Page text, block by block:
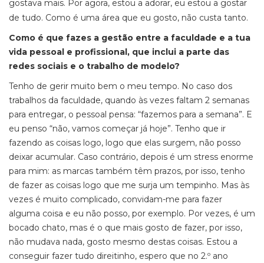
gostava mais. Por agora, estou a adorar, eu estou a gostar
de tudo. Como é uma área que eu gosto, não custa tanto.
Como é que fazes a gestão entre a faculdade e a tua
vida pessoal e profissional, que inclui a parte das
redes sociais e o trabalho de modelo?
Tenho de gerir muito bem o meu tempo. No caso dos
trabalhos da faculdade, quando às vezes faltam 2 semanas
para entregar, o pessoal pensa: “fazemos para a semana”. E
eu penso “não, vamos começar já hoje”. Tenho que ir
fazendo as coisas logo, logo que elas surgem, não posso
deixar acumular. Caso contrário, depois é um stress enorme
para mim: as marcas também têm prazos, por isso, tenho
de fazer as coisas logo que me surja um tempinho. Mas às
vezes é muito complicado, convidam-me para fazer
alguma coisa e eu não posso, por exemplo. Por vezes, é um
bocado chato, mas é o que mais gosto de fazer, por isso,
não mudava nada, gosto mesmo destas coisas. Estou a
conseguir fazer tudo direitinho, espero que no 2.º ano